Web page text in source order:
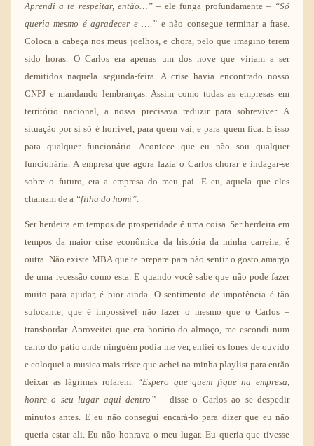
Aprendi a te respeitar, então…”– ele funga profundamente – “Só
queria mesmo é agradecer e ….” e não consegue terminar a frase.
Coloca a cabeça nos meus joelhos, e chora, pelo que imagino terem
sido horas. O Carlos era apenas um dos nove que viriam a ser
demitidos naquela segunda-feira. A crise havia encontrado nosso
CNPJ e mandando lembranças. Assim como todas as empresas em
território nacional, a nossa precisava reduzir para sobreviver. A
situação por si só é horrível, para quem vai, e para quem fica. E isso
para qualquer funcionário. Acontece que eu não sou qualquer
funcionária. A empresa que agora fazia o Carlos chorar e indagar-se
sobre o futuro, era a empresa do meu pai. E eu, aquela que eles
chamam de a “filha do homi”.
Ser herdeira em tempos de prosperidade é uma coisa. Ser herdeira em
tempos da maior crise econômica da história da minha carreira, é
outra. Não existe MBA que te prepare para não sentir o gosto amargo
de uma recessão como esta. E quando você sabe que não pode fazer
muito para ajudar, é pior ainda. O sentimento de impotência é tão
sufocante, que é impossível não fazer o mesmo que o Carlos –
transbordar. Aproveitei que era horário do almoço, me escondi num
canto do pátio onde ninguém podia me ver, enfiei os fones de ouvido
e coloquei a musica mais triste que achei na minha playlist para então
deixar as lágrimas rolarem. “Espero que quem fique na empresa,
honre o seu lugar aqui dentro” – disse o Carlos ao se despedir
minutos antes. E eu não consegui encará-lo para dizer que eu não
queria estar ali. Eu não honrava o meu lugar. Eu queria que tivesse